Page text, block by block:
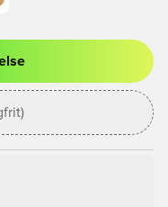
dig som medlem